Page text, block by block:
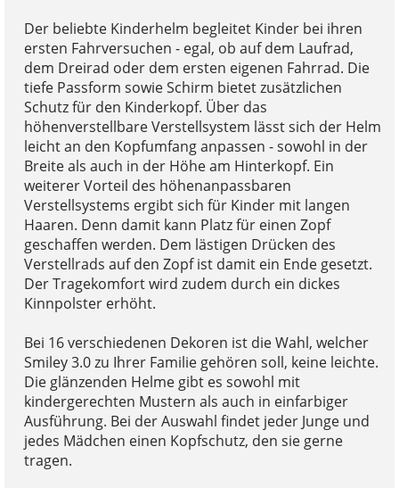
Der beliebte Kinderhelm begleitet Kinder bei ihren
ersten Fahrversuchen - egal, ob auf dem Laufrad,
dem Dreirad oder dem ersten eigenen Fahrrad. Die
tiefe Passform sowie Schirm bietet zusätzlichen
Schutz für den Kinderkopf. Über das
höhenverstellbare Verstellsystem lässt sich der Helm
leicht an den Kopfumfang anpassen - sowohl in der
Breite als auch in der Höhe am Hinterkopf. Ein
weiterer Vorteil des höhenanpassbaren
Verstellsystems ergibt sich für Kinder mit langen
Haaren. Denn damit kann Platz für einen Zopf
geschaffen werden. Dem lästigen Drücken des
Verstellrads auf den Zopf ist damit ein Ende gesetzt.
Der Tragekomfort wird zudem durch ein dickes
Kinnpolster erhöht.
Bei 16 verschiedenen Dekoren ist die Wahl, welcher
Smiley 3.0 zu Ihrer Familie gehören soll, keine leichte.
Die glänzenden Helme gibt es sowohl mit
kindergerechten Mustern als auch in einfarbiger
Ausführung. Bei der Auswahl findet jeder Junge und
jedes Mädchen einen Kopfschutz, den sie gerne
tragen.